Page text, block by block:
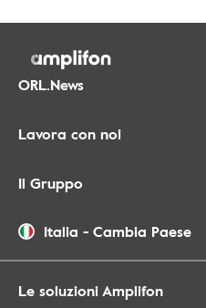
ORL.News
Lavora con noi
Il Gruppo
Italia - Cambia Paese
Le soluzioni Amplifon